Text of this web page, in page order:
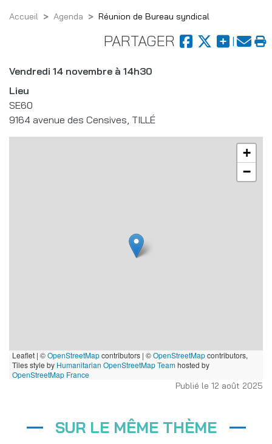
Accueil Agenda Réunion de Bureau syndical
PARTAGER
Vendredi 14 novembre à 14h30
Lieu
SE60
9164 avenue des Censives, TILLÉ
+
−
Leaflet | ©OpenStreetMapcontributors | ©OpenStreetMapcontributors,
Tiles style by Humanitarian OpenStreetMap Teamhosted by
OpenStreetMap France
Publié le 12 août 2025
SUR LE MÊME THÈME